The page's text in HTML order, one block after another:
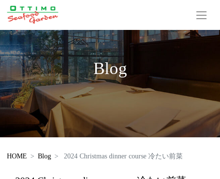
Blog
HOME Blog 2024 Christmas dinner course 冷たい前菜